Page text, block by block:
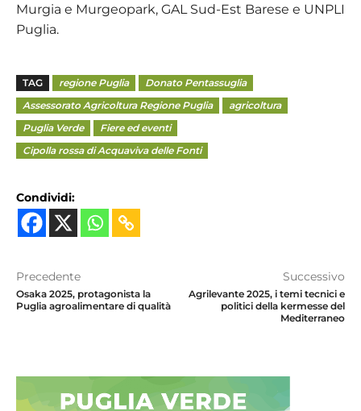
Murgia e Murgeopark, GAL Sud-Est Barese e UNPLI
Puglia.
TAG regione Puglia
Donato Pentassuglia
Assessorato Agricoltura Regione Puglia
agricoltura
Puglia Verde
Fiere ed eventi
Cipolla rossa di Acquaviva delle Fonti
Condividi:
Precedente
Osaka 2025, protagonista la
Puglia agroalimentare di qualità
Successivo
Agrilevante 2025, i temi tecnici e
politici della kermesse del
Mediterraneo